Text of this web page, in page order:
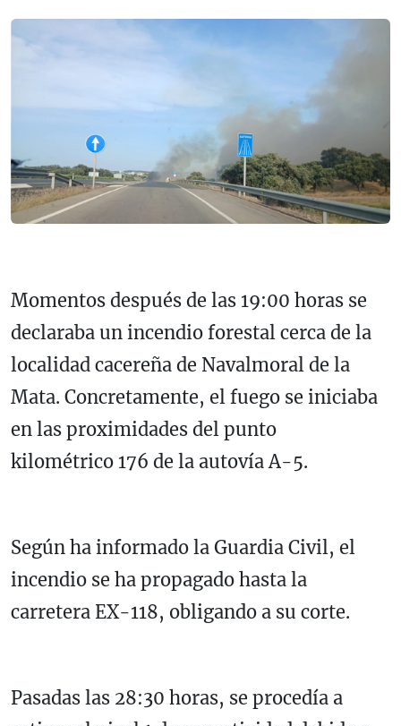
Momentos después de las 19:00 horas se
declaraba un incendio forestal cerca de la
localidad cacereña de Navalmoral de la
Mata. Concretamente, el fuego se iniciaba
en las proximidades del punto
kilométrico 176 de la autovía A-5.
Según ha informado la Guardia Civil, el
incendio se ha propagado hasta la
carretera EX-118, obligando a su corte.
Pasadas las 28:30 horas, se procedía a